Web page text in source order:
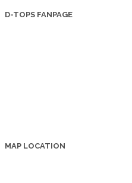
D-TOPS FANPAGE
MAP LOCATION